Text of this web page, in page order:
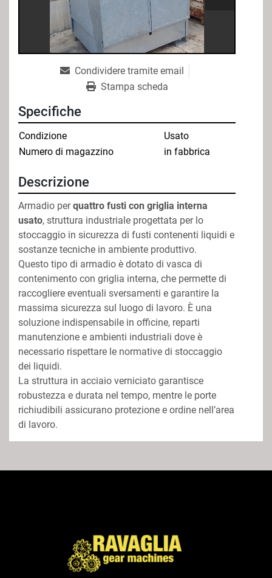
Condividere tramite email
Stampa scheda
Specifiche
Condizione
Usato
Numero di magazzino
in fabbrica
Descrizione
Armadio per quattro fusti con griglia interna
usato, struttura industriale progettata per lo
stoccaggio in sicurezza di fusti contenenti liquidi e
sostanze tecniche in ambiente produttivo.
Questo tipo di armadio è dotato di vasca di
contenimento con griglia interna, che permette di
raccogliere eventuali sversamenti e garantire la
massima sicurezza sul luogo di lavoro. È una
soluzione indispensabile in officine, reparti
manutenzione e ambienti industriali dove è
necessario rispettare le normative di stoccaggio
dei liquidi.
La struttura in acciaio verniciato garantisce
robustezza e durata nel tempo, mentre le porte
richiudibili assicurano protezione e ordine nell’area
di lavoro.